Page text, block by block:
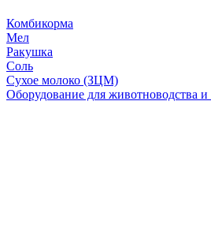
Комбикорма
Мел
Ракушка
Соль
Сухое молоко (ЗЦМ)
Оборудование для животноводства и